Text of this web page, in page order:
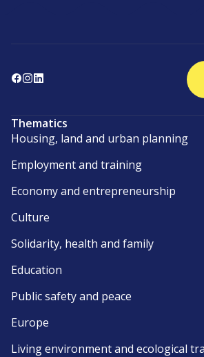
Thematics
Housing, land and urban planning
Employment and training
Economy and entrepreneurship
Culture
Solidarity, health and family
Education
Public safety and peace
Europe
Living environment and ecological